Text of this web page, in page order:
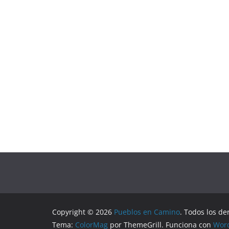
Copyright © 2026 Pueblos en Camino. Todos los
Tema: ColorMag por ThemeGrill. Funciona con